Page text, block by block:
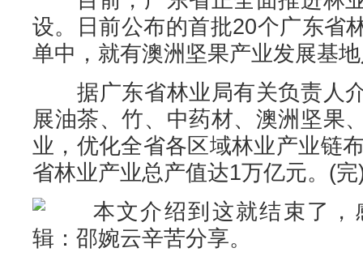
设。日前公布的首批20个广东省
单中，就有澳洲坚果产业发展基
据广东省林业局有关负责人
展油茶、竹、中药材、澳洲坚果
业，优化全省各区域林业产业链
省林业产业总产值达1万亿元。(完
本文介绍到这就结束了，
辑：邵婉云辛苦分享。